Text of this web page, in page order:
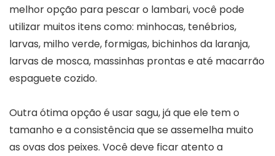
melhor opção para pescar o lambari, você pode
utilizar muitos itens como: minhocas, tenébrios,
larvas, milho verde, formigas, bichinhos da laranja,
larvas de mosca, massinhas prontas e até macarrão
espaguete cozido.
Outra ótima opção é usar sagu, já que ele tem o
tamanho e a consistência que se assemelha muito
as ovas dos peixes. Você deve ficar atento a